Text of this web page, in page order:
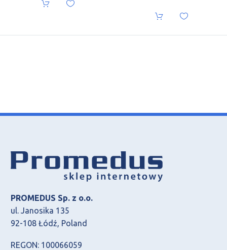
PROMEDUS Sp. z o.o.
ul. Janosika 135
92-108 Łódź, Poland
REGON: 100066059